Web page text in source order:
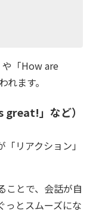
「How are
ます。
great!」など）
リアクション」
ことで、会話が自
っとスムーズにな